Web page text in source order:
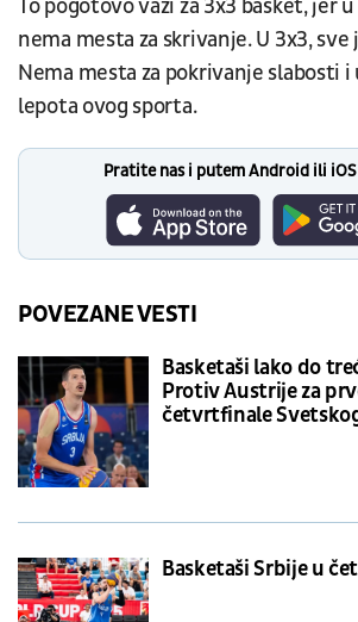
To pogotovo važi za 3x3 basket, jer
nema mesta za skrivanje. U 3x3,
Nema mesta za pokrivanje slabosti
lepota ovog sporta.
Pratite nas i putem Android ili
POVEZANE VESTI
Basketaši lako do
Protiv Austrije za
četvrtfinale
Basketaši Srbije u